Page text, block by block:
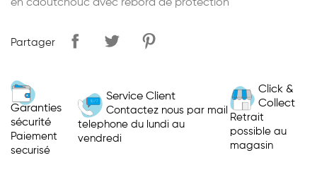
en caoutchouc avec rebord de protection
Partager
Garanties
sécurité
Paiement
securisé
Service Client
Contactez nous par mail
telephone du lundi au
vendredi
Click &
Collect
Retrait
possible au
magasin